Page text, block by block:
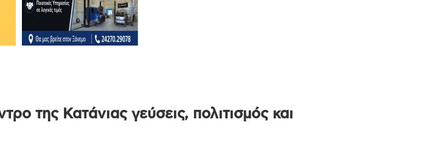
της Κατάνιας γεύσεις, πολιτισμός και